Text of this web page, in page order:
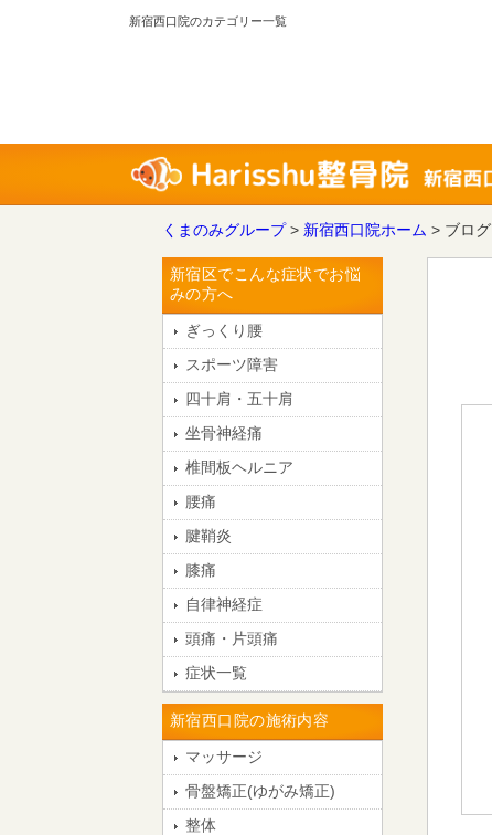
新宿西口院のカテゴリー一覧
くまのみグループ> 新宿西口院ホーム > ブログ
新宿区でこんな症状でお悩
みの方へ
ぎっくり腰
スポーツ障害
四十肩・五十肩
坐骨神経痛
椎間板ヘルニア
腰痛
腱鞘炎
膝痛
自律神経症
頭痛・片頭痛
症状一覧
新宿西口院の施術内容
マッサージ
骨盤矯正(ゆがみ矯正)
整体